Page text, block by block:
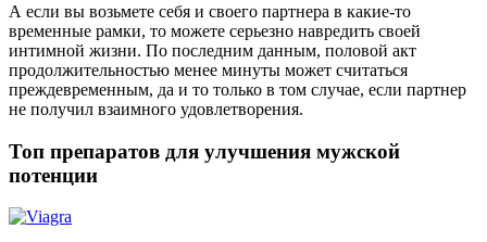
А если вы возьмете себя и своего партнера в какие-то
временные рамки, то можете серьезно навредить своей
интимной жизни. По последним данным, половой акт
продолжительностью менее минуты может считаться
преждевременным, да и то только в том случае, если партнер
не получил взаимного удовлетворения.
Топ препаратов для улучшения мужской
потенции